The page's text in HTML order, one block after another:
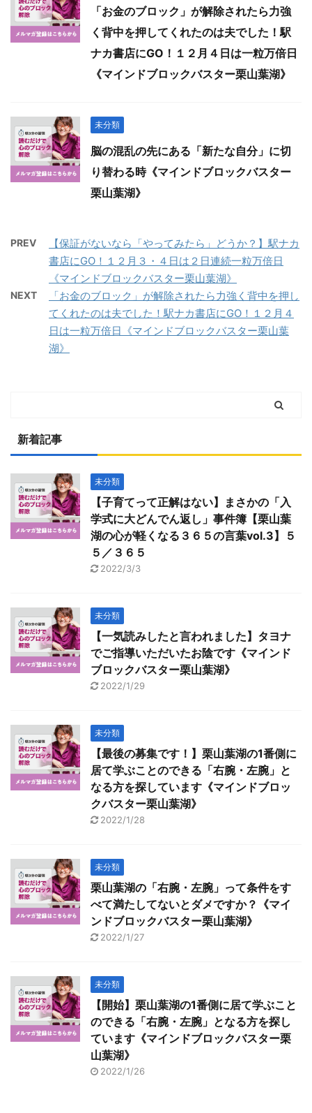
「お金のブロック」が解除されたら力強
く背中を押してくれたのは夫でした！駅
ナカ書店にGO！１２月４日は一粒万倍日
《マインドブロックバスター栗山葉湖》
未分類
脳の混乱の先にある「新たな自分」に切
り替わる時《マインドブロックバスター
栗山葉湖》
PREV
【保証がないなら「やってみたら」どうか？】駅ナカ
書店にGO！１２月３・４日は２日連続一粒万倍日
《マインドブロックバスター栗山葉湖》
NEXT
「お金のブロック」が解除されたら力強く背中を押し
てくれたのは夫でした！駅ナカ書店にGO！１２月４
日は一粒万倍日《マインドブロックバスター栗山葉
湖》
新着記事
未分類
【子育てって正解はない】まさかの「入
学式に大どんでん返し」事件簿【栗山葉
湖の心が軽くなる３６５の言葉vol.3】５
５／３６５
2022/3/3
未分類
【一気読みしたと言われました】タヨナ
でご指導いただいたお陰です《マインド
ブロックバスター栗山葉湖》
2022/1/29
未分類
【最後の募集です！】栗山葉湖の1番側に
居て学ぶことのできる「右腕・左腕」と
なる方を探しています《マインドブロッ
クバスター栗山葉湖》
2022/1/28
未分類
栗山葉湖の「右腕・左腕」って条件をす
べて満たしてないとダメですか？《マイ
ンドブロックバスター栗山葉湖》
2022/1/27
未分類
【開始】栗山葉湖の1番側に居て学ぶこと
のできる「右腕・左腕」となる方を探し
ています《マインドブロックバスター栗
山葉湖》
2022/1/26